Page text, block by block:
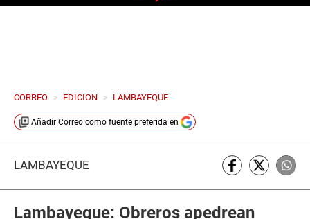
CORREO > EDICION > LAMBAYEQUE
Añadir Correo como fuente preferida en
LAMBAYEQUE
Lambayeque: Obreros apedrean